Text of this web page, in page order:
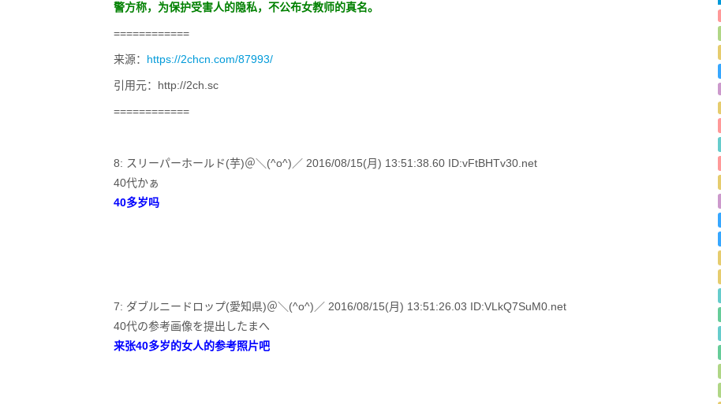
警方称，为保护受害人的隐私，不公布女教师的真名。
============
来源： https://2chcn.com/87993/
引用元：http://2ch.sc
============
8: スリーパーホールド(芋)＠＼(^o^)／ 2016/08/15(月) 13:51:38.60 ID:vFtBHTv30.net
40代かぁ
40多岁吗
7: ダブルニードロップ(愛知県)＠＼(^o^)／ 2016/08/15(月) 13:51:26.03 ID:VLkQ7SuM0.net
40代の参考画像を提出したまへ
来张40多岁的女人的参考照片吧